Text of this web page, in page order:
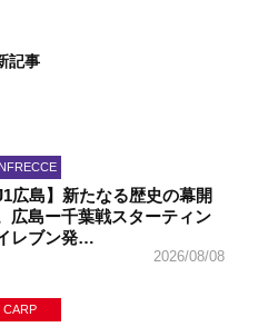
記事
J1広島】新たなる歴史の幕開
広島ー千葉戦スターティン
レブン発…
2026/08/08
CARP